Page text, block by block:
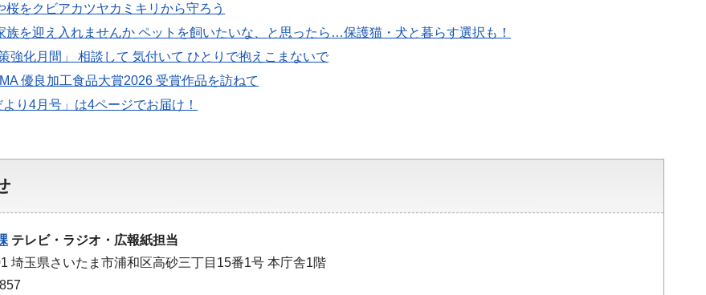
桜をクビアカツヤカミキリから守ろう
族を迎え入れませんか ペットを飼いたいな、と思ったら…保護猫・犬と暮らす選択も！
強化月間」 相談して 気付いて ひとりで抱えこまないで
優良加工食品大賞2026 受賞作品を訪ねて
り4月号」は4ページでお届け！
テレビ・ラジオ・広報紙担当
埼玉県さいたま市浦和区高砂三丁目15番1号 本庁舎1階